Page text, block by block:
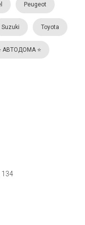
Peugeot
Suzuki Toyota
АВТОДОМА ⭐️
134